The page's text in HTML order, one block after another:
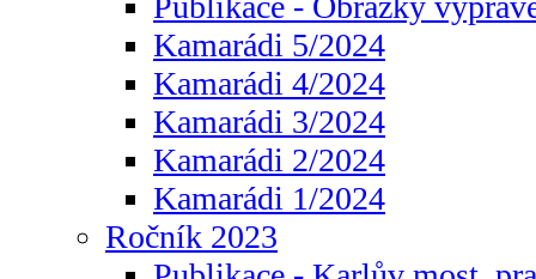
Kamarádi 5/2024
Kamarádi 4/2024
Kamarádi 3/2024
Kamarádi 2/2024
Kamarádi 1/2024
Ročník 2023